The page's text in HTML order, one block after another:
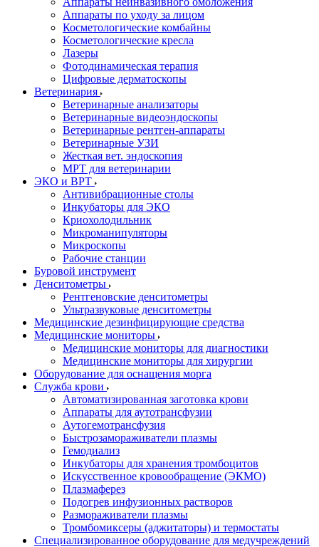
Аппараты по уходу за лицом
Косметологические комбайны
Косметологические кресла
Лазеры
Фотодинамическая терапия
Цифровые дерматоскопы
Ветеринария
Ветеринарные анализаторы
Ветеринарные видеоэндоскопы
Ветеринарные рентген-аппараты
Ветеринарные УЗИ
Жесткая вет. эндоскопия
МРТ для ветеринарии
ЭКО и ВРТ
Антивибрационные столы
Инкубаторы для ЭКО
Криохолодильник
Микроманипуляторы
Микроскопы
Рабочие станции
Буровой инструмент
Денситометры
Рентгеновские денситометры
Ультразвуковые денситометры
Медицинские дезинфицирующие средства
Медицинские мониторы
Медицинские мониторы для диагностики
Медицинские мониторы для хирургии
Оборудование для оснащения морга
Служба крови
Автоматизированная заготовка крови
Аппараты для аутотрансфузии
Аутогемотрансфузия
Быстрозамораживатели плазмы
Гемодиализ
Инкубаторы для хранения тромбоцитов
Искусственное кровообращение (ЭКМО)
Плазмаферез
Подогрев инфузионных растворов
Размораживатели плазмы
Тромбомиксеры (аджитаторы) и термостаты
Специализированное оборудование для медучреждений